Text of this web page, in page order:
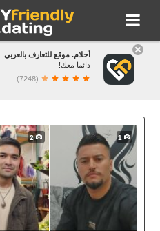
أحلام. موقع للتعارف بالعربي
دائما معك!
(7248)
1
2